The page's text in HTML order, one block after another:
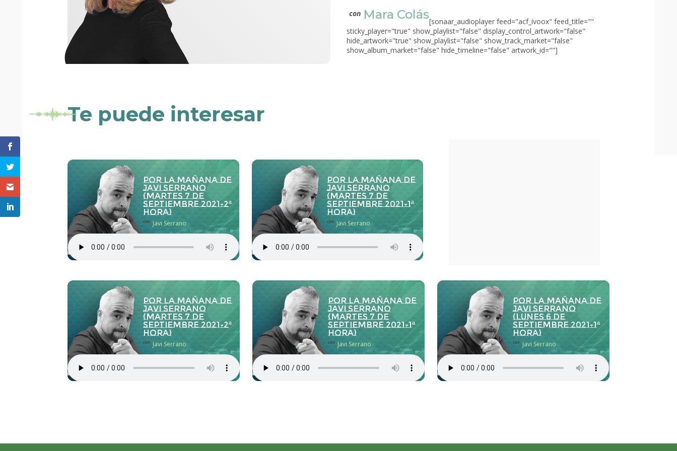
con Mara Colás[sonaar_audioplayer feed="acf_ivoox" feed_title=""
sticky_player="true" show_playlist="false" display_control_artwork="false"
hide_artwork="true" show_playlist="false" show_track_market="false"
show_album_market="false" hide_timeline="false" artwork_id=""]
Te puede interesar
Por la Mañana de
Javi Serrano
(martes 7 de
septiembre 2021-2ª
hora)
con Javi Serrano
Por la Mañana de
Javi Serrano
(martes 7 de
septiembre 2021-1ª
hora)
con Javi Serrano
Por la Mañana de
Javi Serrano
(martes 7 de
septiembre 2021-2ª
hora)
con Javi Serrano
Por la Mañana de
Javi Serrano
(martes 7 de
septiembre 2021-1ª
hora)
con Javi Serrano
Por la Mañana de
Javi Serrano
(lunes 6 de
septiembre 2021-1ª
hora)
con Javi Serrano